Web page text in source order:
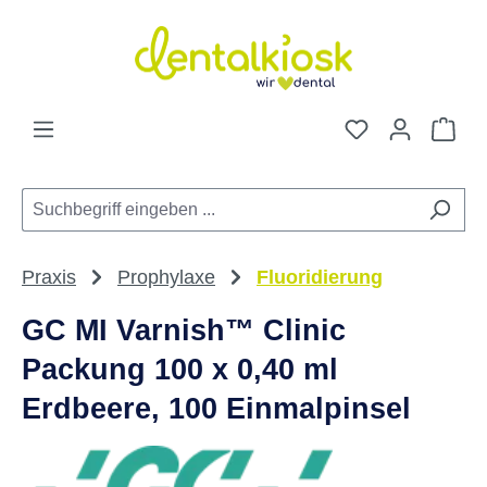
Zum Hauptinhalt springen
Du hast 0
Praxis Prophylaxe Fluoridierung
GC MI Varnish™ Clinic
Packung 100 x 0,40 ml
Erdbeere, 100 Einmalpinsel